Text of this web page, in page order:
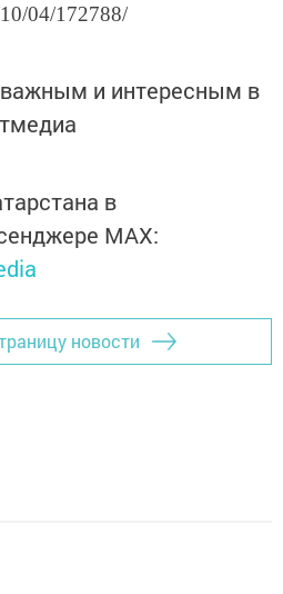
04/172788/
и интересным в
в
MАХ:
новости